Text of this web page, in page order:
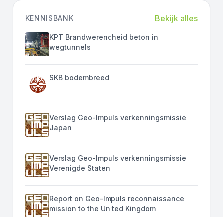
KENNISBANK Bekijk alles
KPT Brandwerendheid beton in
wegtunnels
SKB bodembreed
Verslag Geo-Impuls verkenningsmissie
Japan
Verslag Geo-Impuls verkenningsmissie
Verenigde Staten
Report on Geo-Impuls reconnaissance
mission to the United Kingdom